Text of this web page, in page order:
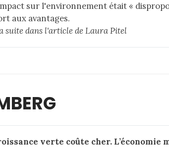
sur l'environnement était «
aux avantages.
suite dans l'article de Laura Pitel
verte coûte cher. L’économie